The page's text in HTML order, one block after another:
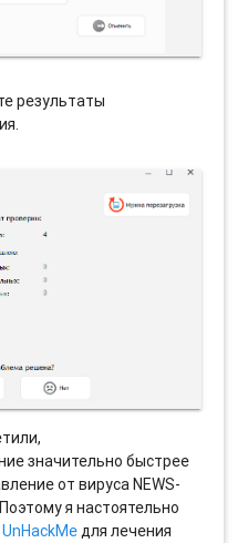
результаты
значительно быстрее
от вируса NEWS-
я настоятельно
UnHackMeдля лечения